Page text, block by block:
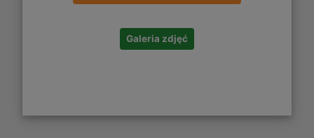
Galeria zdjęć